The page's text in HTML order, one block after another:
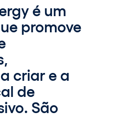
é um
promove
criar e a
de
São